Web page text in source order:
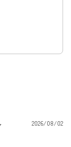
2026/08/02